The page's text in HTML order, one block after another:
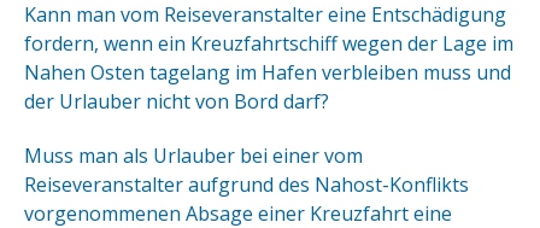
Kann man vom Reiseveranstalter eine Entschädigung
fordern, wenn ein Kreuzfahrtschiff wegen der Lage im
Nahen Osten tagelang im Hafen verbleiben muss und
der Urlauber nicht von Bord darf?
Muss man als Urlauber bei einer vom
Reiseveranstalter aufgrund des Nahost-Konflikts
vorgenommenen Absage einer Kreuzfahrt eine